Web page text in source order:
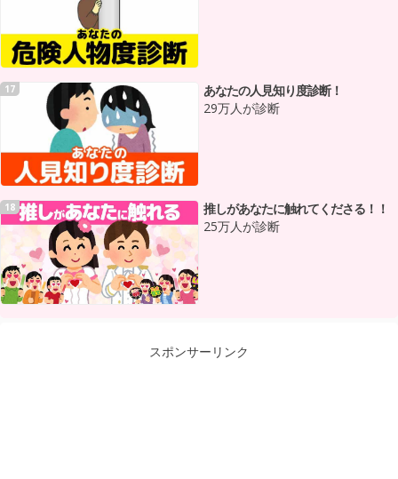
17
あなたの人見知り度診断！
29万人が診断
18
推しがあなたに触れてくださる！！
25万人が診断
スポンサーリンク